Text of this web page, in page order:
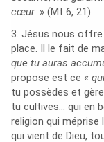
cœur. » (Mt 6, 21)
3. Jésus nous
place. Il le fait de
que tu auras
propose est ce «
tu possèdes et
tu cultives… qui en
religion qui
qui vient de Dieu,